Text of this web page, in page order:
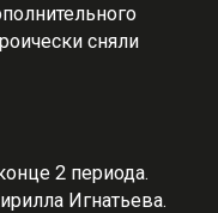
сняли
2 периода.
Игнатьева.